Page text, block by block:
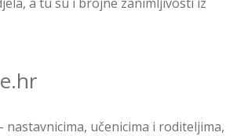
učenicima i roditeljima,